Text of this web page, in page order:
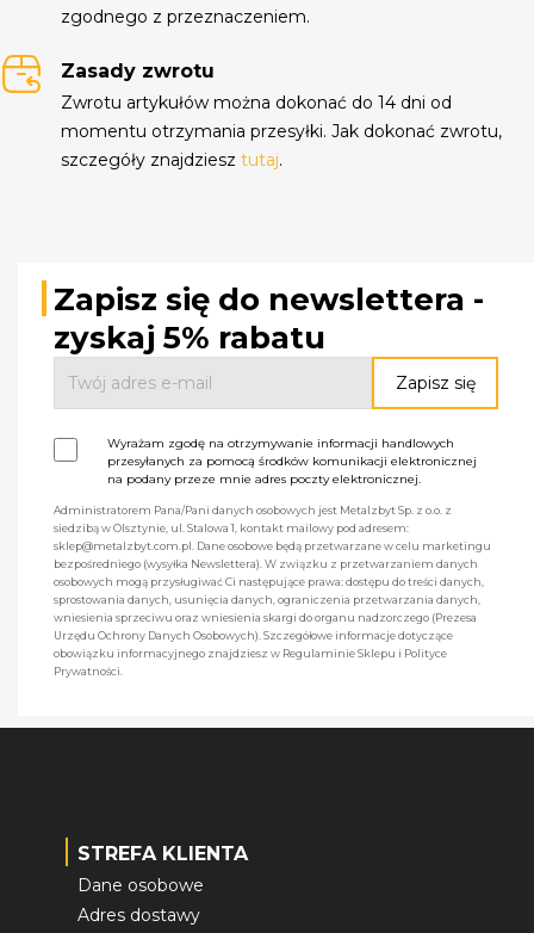
zgodnego z przeznaczeniem.
Zasady zwrotu
Zwrotu artykułów można dokonać do 14 dni od
momentu otrzymania przesyłki. Jak dokonać zwrotu,
szczegóły znajdziesztutaj.
Zapisz się do newslettera -
zyskaj 5% rabatu
Wyrażam zgodę na otrzymywanie informacji handlowych
przesyłanych za pomocą środków komunikacji elektronicznej
na podany przeze mnie adres poczty elektronicznej.
Administratorem Pana/Pani danych osobowych jest Metalzbyt Sp. z o.o. z
siedzibą w Olsztynie, ul. Stalowa 1, kontakt mailowy pod adresem:
sklep@metalzbyt.com.pl. Dane osobowe będą przetwarzane w celu marketingu
bezpośredniego (wysyłka Newslettera). W związku z przetwarzaniem danych
osobowych mogą przysługiwać Ci następujące prawa: dostępu do treści danych,
sprostowania danych, usunięcia danych, ograniczenia przetwarzania danych,
wniesienia sprzeciwu oraz wniesienia skargi do organu nadzorczego (Prezesa
Urzędu Ochrony Danych Osobowych). Szczegółowe informacje dotyczące
obowiązku informacyjnego znajdziesz w Regulaminie Sklepu i Polityce
Prywatności.
STREFA KLIENTA
Dane osobowe
Adres dostawy